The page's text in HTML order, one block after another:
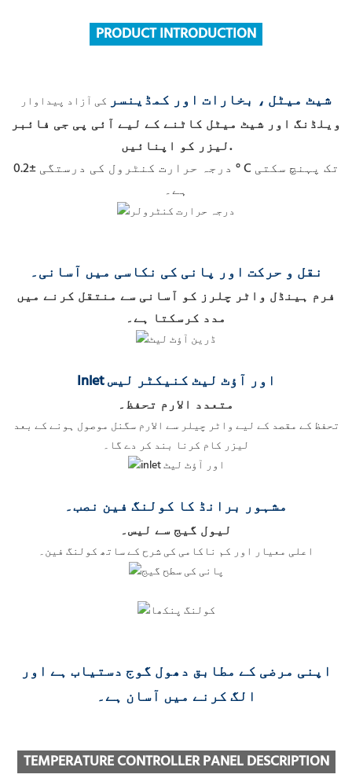
PRODUCT INTRODUCTION
شیٹ میٹل ، بخارات اور کمڈینسر کی آزاد پیداوار
ویلڈنگ اور شیٹ میٹل کاٹنے کے لیے آئی پی جی فائبر
لیزر کو اپنائیں.
درجہ حرارت کنٹرول کی درستگی ±0.2 ° C تک پہنچ سکتی
ہے۔
نقل و حرکت اور پانی کی نکاسی میں آسانی۔
فرم ہینڈل واٹر چلرز کو آسانی سے منتقل کرنے میں
مدد کرسکتا ہے۔
Inlet اور آؤٹ لیٹ کنیکٹر لیس
متعدد الارم تحفظ۔
تحفظ کے مقصد کے لیے واٹر چیلر سے الارم سگنل موصول ہونے کے بعد
لیزر کام کرنا بند کر دے گا۔
مشہور برانڈ کا کولنگ فین نصب۔
لیول گیج سے لیس۔
اعلی معیار اور کم ناکامی کی شرح کے ساتھ کولنگ فین۔
اپنی مرضی کے مطابق دھول گوج دستیاب ہے اور
الگ کرنے میں آسان ہے۔
TEMPERATURE CONTROLLER PANEL DESCRIPTION